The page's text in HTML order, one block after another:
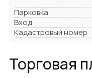
Парковка
Вход
Кадастровый номер
Торговая